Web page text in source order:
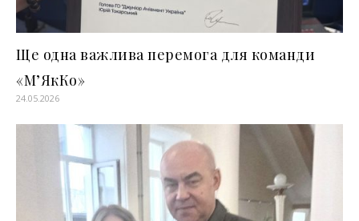
Ще одна важлива перемога для команди
«М’ЯкКо»
24.05.2026